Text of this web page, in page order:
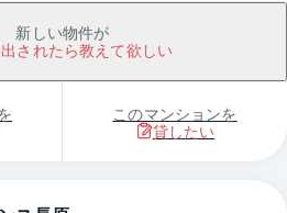
新しい物件が
されたら教えて欲しい
このマンションを
貸したい